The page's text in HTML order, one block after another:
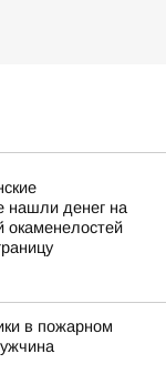
нашли денег на
окаменелостей
в пожарном